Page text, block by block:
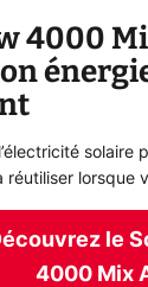
4000
solaire
réutiliser lorsque
le
4000 Mix